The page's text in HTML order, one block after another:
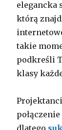
elegancka
którą
takie
podkreśli
klasy
Projektanci
dlatego